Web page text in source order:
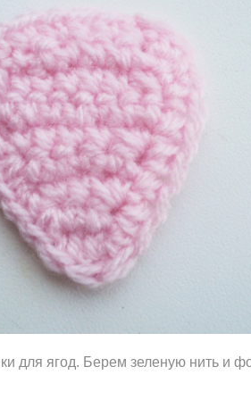
для ягод. Берем зеленую нить и